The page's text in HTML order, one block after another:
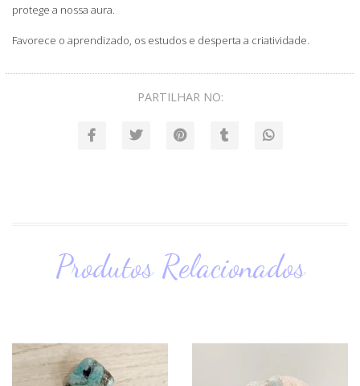
protege a nossa aura.
Favorece o aprendizado, os estudos e desperta a criatividade.
PARTILHAR NO:
Produtos Relacionados